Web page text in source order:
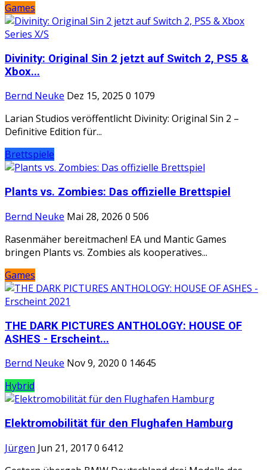
Games
Divinity: Original Sin 2 jetzt auf Switch 2, PS5 &
Xbox...
Bernd Neuke Dez 15, 2025 0 1079
Larian Studios veröffentlicht Divinity: Original Sin 2 –
Definitive Edition für...
Brettspiele
Plants vs. Zombies: Das offizielle Brettspiel
Bernd Neuke Mai 28, 2026 0 506
Rasenmäher bereitmachen! EA und Mantic Games
bringen Plants vs. Zombies als kooperatives...
Games
THE DARK PICTURES ANTHOLOGY: HOUSE OF
ASHES - Erscheint...
Bernd Neuke Nov 9, 2020 0 14645
Hybrid
Elektromobilität für den Flughafen Hamburg
Jürgen Jun 21, 20170 6412